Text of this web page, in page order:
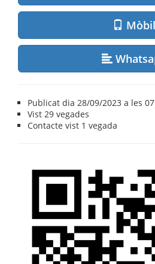
Mòbil
Publicat dia 28/09/2023 a les
Vist29 vegades
Contacte vist 1 vegada